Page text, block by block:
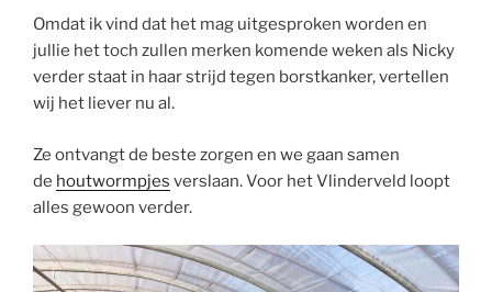
Omdat ik vind dat het mag uitgesproken worden en
jullie het toch zullen merken komende weken als Nicky
verder staat in haar strijd tegen borstkanker, vertellen
wij het liever nu al.
Ze ontvangt de beste zorgen en we gaan samen
de houtwormpjes verslaan. Voor het Vlinderveld loopt
alles gewoon verder.